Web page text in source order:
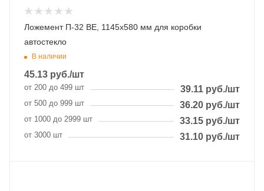
Ложемент П-32 ВЕ, 1145х580 мм для коробки
автостекло
В наличии
45.13 руб./шт
от 200 до 499 шт 39.11 руб./шт
от 500 до 999 шт 36.20 руб./шт
от 1000 до 2999 шт 33.15 руб./шт
от 3000 шт 31.10 руб./шт